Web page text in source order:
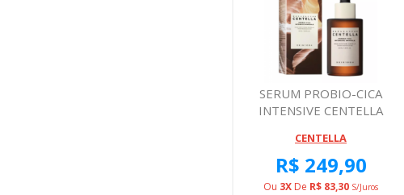
SERUM PROBIO-CICA
INTENSIVE CENTELLA
CENTELLA
R$ 249,90
Ou 3X De R$ 83,30 S/juros